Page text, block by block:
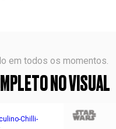
em todos os momentos.
NO VISUAL